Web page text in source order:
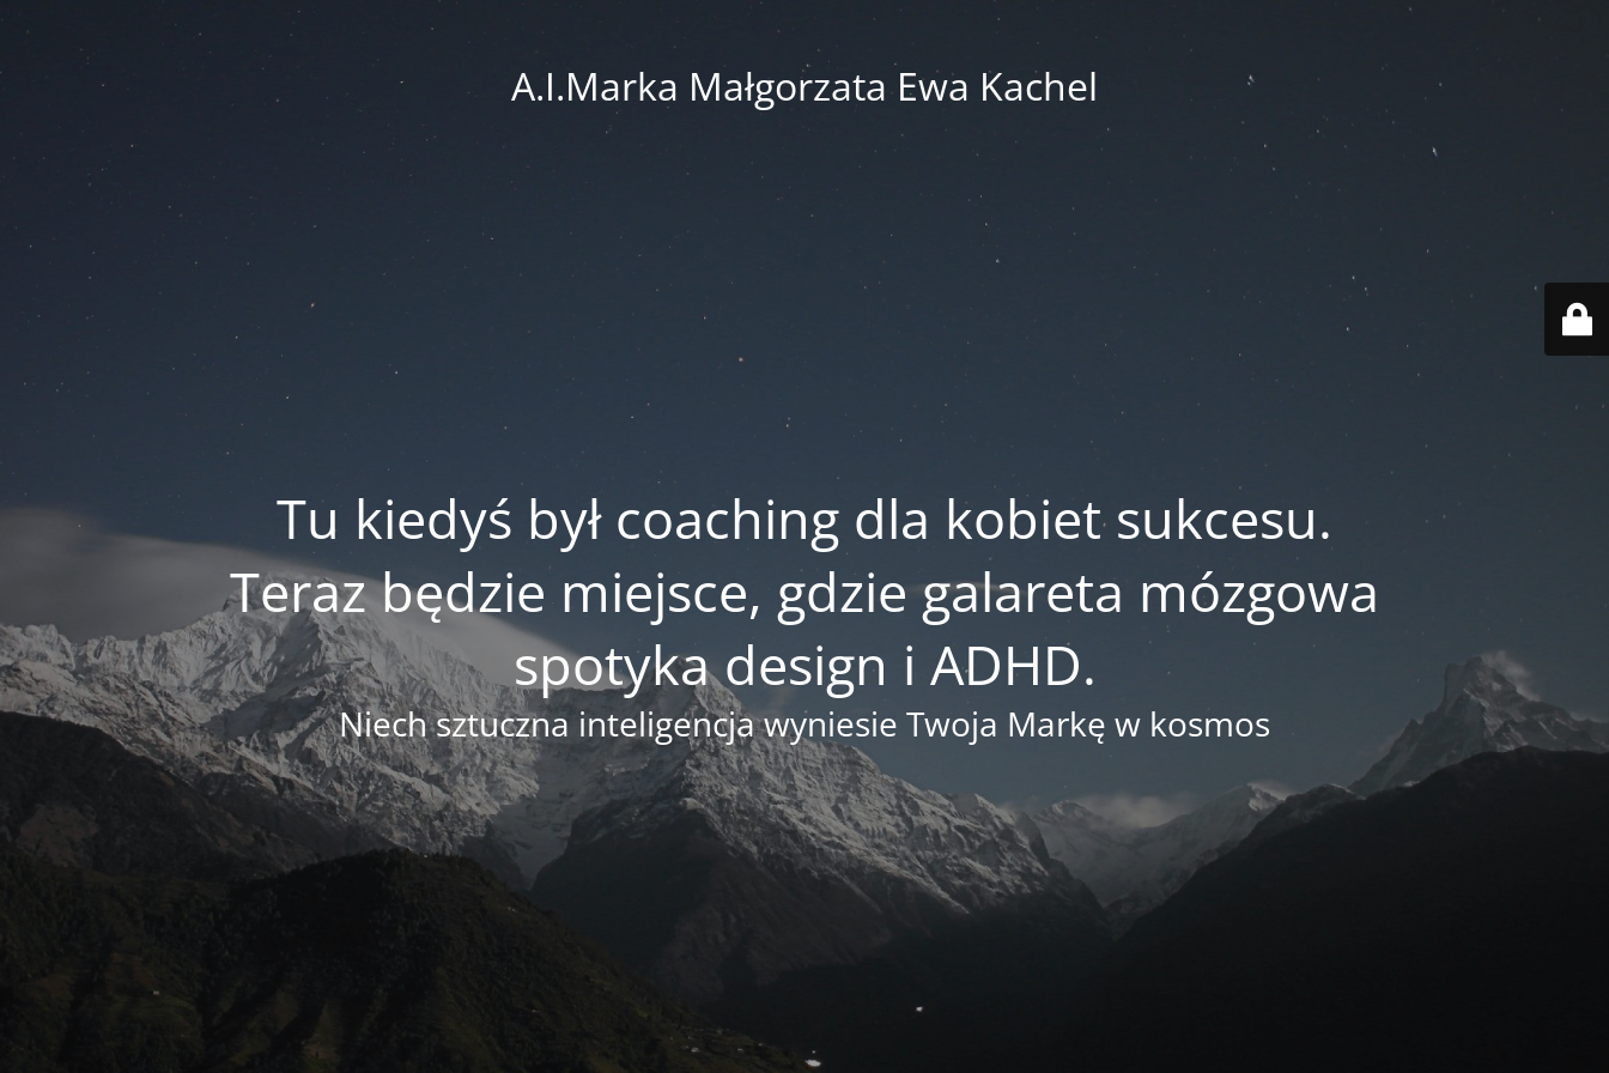
A.I.Marka Małgorzata Ewa Kachel
Tu kiedyś był coaching dla kobiet sukcesu.
Teraz będzie miejsce, gdzie galareta mózgowa
spotyka design i ADHD.
Niech sztuczna inteligencja wyniesie Twoja Markę w kosmos